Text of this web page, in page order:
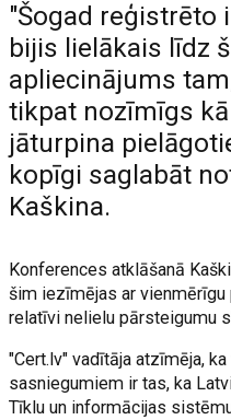
"Šogad reģistrēto
bijis lielākais līdz
apliecinājums
tikpat nozīmīgs
jāturpina
kopīgi saglabāt
Kaškina.
Konferences atklāšanā
šim iezīmējas ar vienmērīgu
relatīvi nelielu pārsteigumu
"Cert.lv" vadītāja atzīmēja,
sasniegumiem ir tas, ka
Tīklu un informācijas